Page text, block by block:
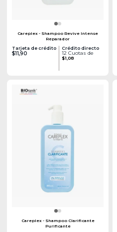
Careplex - Shampoo Revive Intense
Reparador
Tarjeta de crédito
$11,90
Crédito directo
12 Cuotas de
$1,08
Careplex - Shampoo Clarificante
Purificante